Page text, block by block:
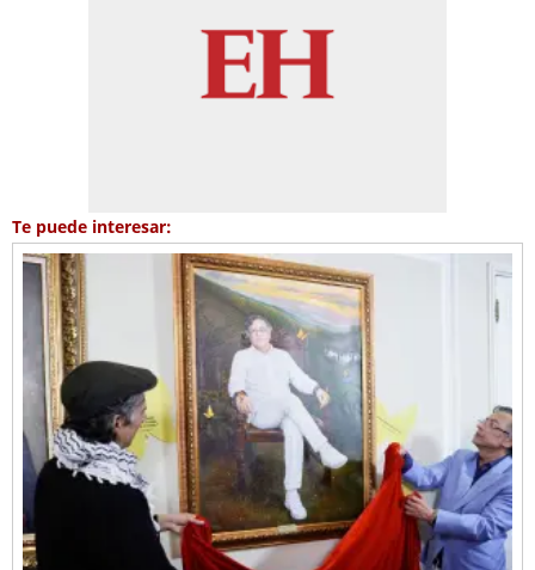
Te puede interesar: